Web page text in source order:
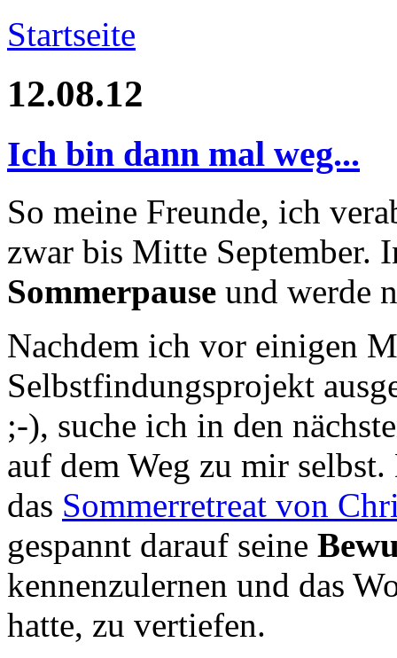
Startseite
12.08.12
Ich bin dann mal weg...
So meine Freunde, ich
zwar bis Mitte September.
Sommerpause und werde
Nachdem ich vor einigen
Selbstfindungsprojekt
;-), suche ich in den
auf dem Weg zu mir
das Sommerretreat von
gespannt darauf seine
kennenzulernen und das
hatte, zu vertiefen.